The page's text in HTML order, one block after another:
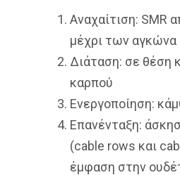
Αναχαίτιση: SMR
μέχρι των αγκώνα
Διάταση: σε θέση
καρπού
Ενεργοποίηση:
Επανένταξη:
(cable rows και
έμφαση στην